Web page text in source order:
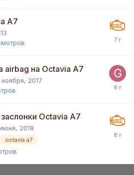
A7
airbag на Octavia A7
ноября, 2017
Octavia A7
2018
octavia a7